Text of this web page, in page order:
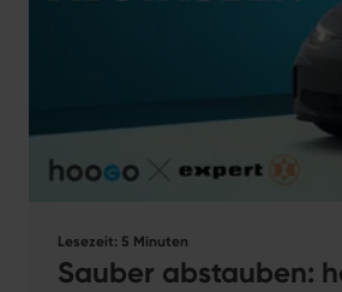
Lesezeit: 5 Minuten
Sauber abstauben: